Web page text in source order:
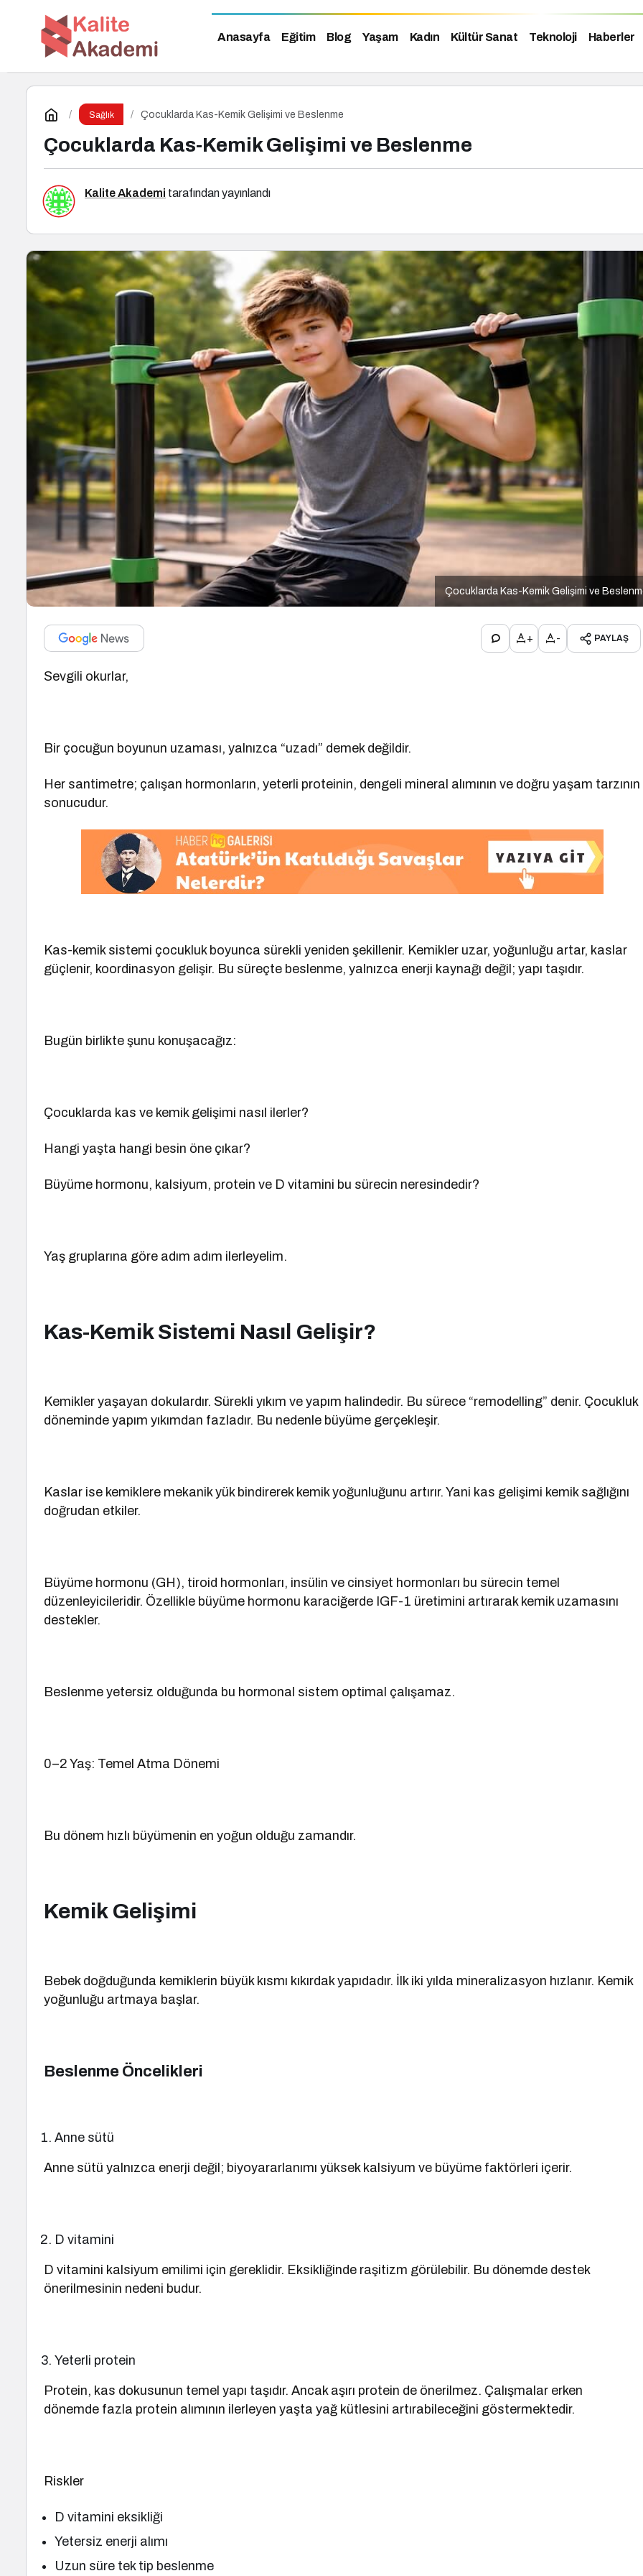
Anasayfa Eğitim Blog Yaşam Kadın Kültür Sanat Teknoloji Haberler
Sağlık Çocuklarda Kas-Kemik Gelişimi ve Beslenme
Çocuklarda Kas-Kemik Gelişimi ve Beslenme
Kalite Akademi tarafından yayınlandı
Çocuklarda Kas-Kemik Gelişimi ve
+ - PAYLAŞ
Sevgili okurlar,
Bir çocuğun boyunun uzaması, yalnızca “uzadı” demek değildir.
Her santimetre; çalışan hormonların, yeterli proteinin, dengeli mineral alımının ve doğru yaşam tarzının
sonucudur.
Kas-kemik sistemi çocukluk boyunca sürekli yeniden şekillenir. Kemikler uzar, yoğunluğu artar, kaslar
güçlenir, koordinasyon gelişir. Bu süreçte beslenme, yalnızca enerji kaynağı değil; yapı taşıdır.
Bugün birlikte şunu konuşacağız:
Çocuklarda kas ve kemik gelişimi nasıl ilerler?
Hangi yaşta hangi besin öne çıkar?
Büyüme hormonu, kalsiyum, protein ve D vitamini bu sürecin neresindedir?
Yaş gruplarına göre adım adım ilerleyelim.
Kas-Kemik Sistemi Nasıl Gelişir?
Kemikler yaşayan dokulardır. Sürekli yıkım ve yapım halindedir. Bu sürece “remodelling” denir. Çocukluk
döneminde yapım yıkımdan fazladır. Bu nedenle büyüme gerçekleşir.
Kaslar ise kemiklere mekanik yük bindirerek kemik yoğunluğunu artırır. Yani kas gelişimi kemik sağlığını
doğrudan etkiler.
Büyüme hormonu (GH), tiroid hormonları, insülin ve cinsiyet hormonları bu sürecin temel
düzenleyicileridir. Özellikle büyüme hormonu karaciğerde IGF-1 üretimini artırarak kemik uzamasını
destekler.
Beslenme yetersiz olduğunda bu hormonal sistem optimal çalışamaz.
0–2 Yaş: Temel Atma Dönemi
Bu dönem hızlı büyümenin en yoğun olduğu zamandır.
Kemik Gelişimi
Bebek doğduğunda kemiklerin büyük kısmı kıkırdak yapıdadır. İlk iki yılda mineralizasyon hızlanır. Kemik
yoğunluğu artmaya başlar.
Beslenme Öncelikleri
Anne sütü
Anne sütü yalnızca enerji değil; biyoyararlanımı yüksek kalsiyum ve büyüme faktörleri içerir.
D vitamini
D vitamini kalsiyum emilimi için gereklidir. Eksikliğinde raşitizm görülebilir. Bu dönemde destek
önerilmesinin nedeni budur.
Yeterli protein
Protein, kas dokusunun temel yapı taşıdır. Ancak aşırı protein de önerilmez. Çalışmalar erken
dönemde fazla protein alımının ilerleyen yaşta yağ kütlesini artırabileceğini göstermektedir.
Riskler
D vitamini eksikliği
Yetersiz enerji alımı
Uzun süre tek tip beslenme